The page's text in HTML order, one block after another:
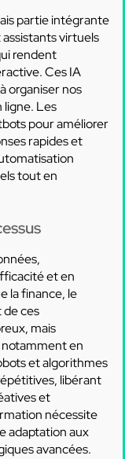
partie intégrante
virtuels
rendent
Ces IA
organiser nos
ligne. Les
pour améliorer
rapides et
tout en
et en
la finance, le
ces
mais
notamment en
et algorithmes
libérant
et
nécessite
adaptation aux
avancées.